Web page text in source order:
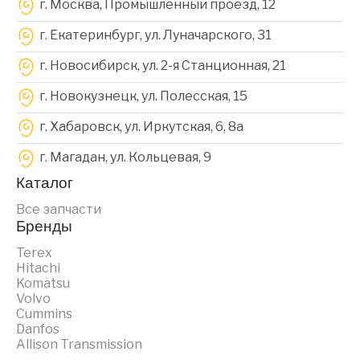
г. Москва, Промышленный проезд, 12
г. Екатеринбург, ул. Луначарского, 31
г. Новосибирск, ул. 2-я Станционная, 21
г. Новокузнецк, ул. Полесская, 15
г. Хабаровск, ул. Иркутская, 6, 8a
г. Магадан, ул. Кольцевая, 9
Каталог
Все запчасти
Бренды
Terex
Hitachi
Komatsu
Volvo
Cummins
Danfos
Allison Transmission